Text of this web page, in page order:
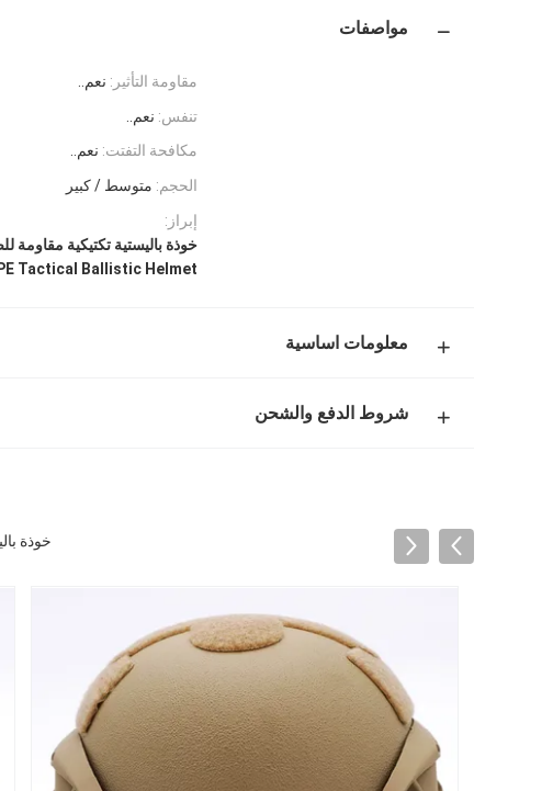
مواصفات
مقاومة التأثير: نعم..
تنفس: نعم..
مكافحة التفتت: نعم..
الحجم: متوسط ​​/ كبير
إبراز:
خوذة باليستية تكتيكية مقاومة
Tactical Ballistic Helmet
معلومات اساسية
شروط الدفع والشحن
خوذة